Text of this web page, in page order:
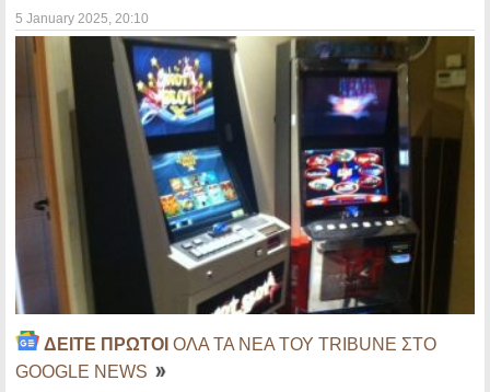
5 January 2025 , 20:10
ΔΕΙΤΕ ΠΡΩΤΟΙ ΟΛΑ ΤΑ ΝΕΑ ΤΟΥ TRIBUNE ΣΤΟ
GOOGLE NEWS